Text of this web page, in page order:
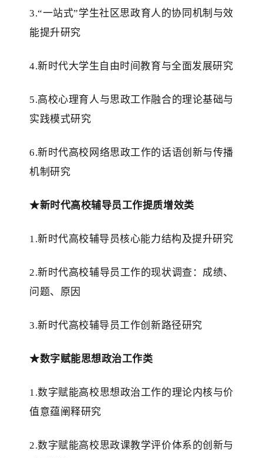
3.“一站式”学生社区思政育人的协同机制与效
能提升研究
4.新时代大学生自由时间教育与全面发展研究
5.高校心理育人与思政工作融合的理论基础与
实践模式研究
6.新时代高校网络思政工作的话语创新与传播
机制研究
★新时代高校辅导员工作提质增效类
1.新时代高校辅导员核心能力结构及提升研究
2.新时代高校辅导员工作的现状调查：成绩、
问题、原因
3.新时代高校辅导员工作创新路径研究
★数字赋能思想政治工作类
1.数字赋能高校思想政治工作的理论内核与价
值意蕴阐释研究
2.数字赋能高校思政课教学评价体系的创新与